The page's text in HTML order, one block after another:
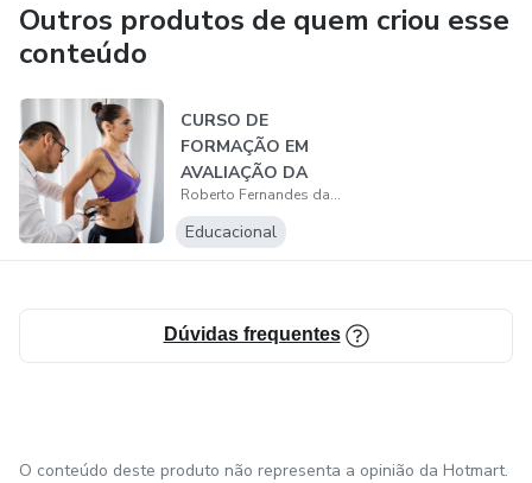
 Pós-doutorado em Ciências do Movimento Humano –
UFRGS
 Pós-doutorado em Educação Física – UEL
 Pós-Doutorado em Ciências da Saúde – UFRN
 Editor Associado da Frontiers in Nutrition
Outros produtos de quem criou esse
conteúdo
CURSO DE
FORMAÇÃO EM
AVALIAÇÃO DA
COMPOSIÇÃO
CORPORAL
Roberto Fernandes da Costa
Educacional
Dúvidas frequentes
O conteúdo deste produto não representa a opinião da Hotmart.